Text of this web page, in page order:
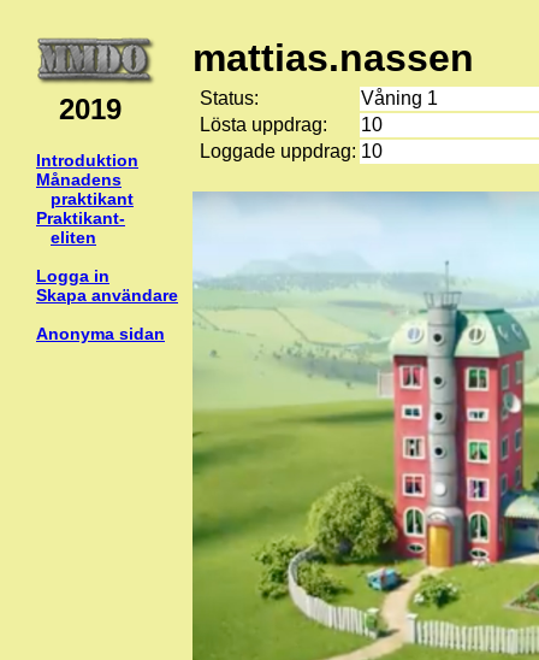
2019
Introduktion
Månadens
praktikant
Praktikant-
eliten
Logga in
Skapa användare
Anonyma sidan
mattias.nassen
Status:
Våning 1
Lösta uppdrag:
10
Loggade uppdrag: 10